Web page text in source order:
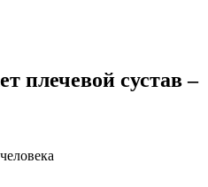
плечевой сустав –